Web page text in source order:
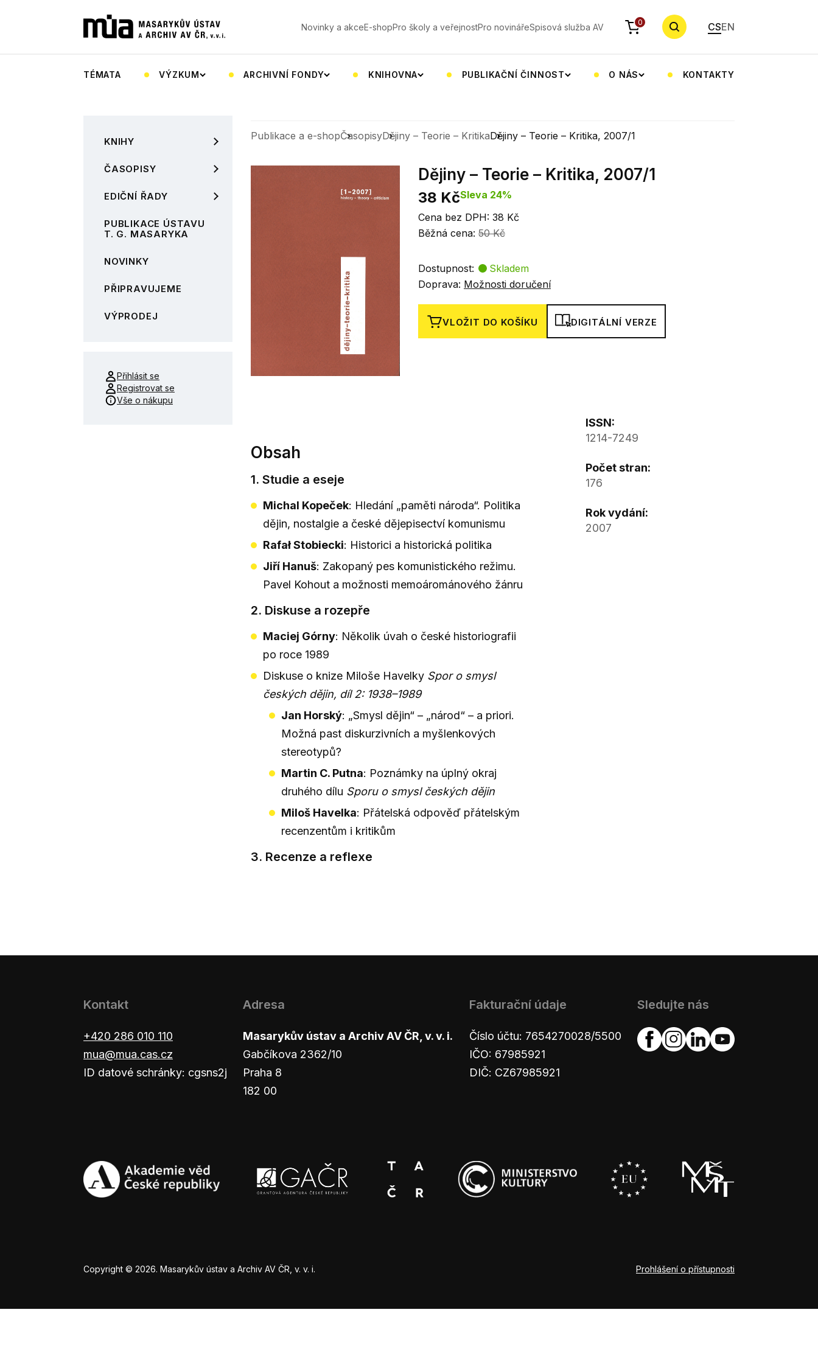
Novinky a akceE-shopPro školy a veřejnostPro novinářeSpisová služba AV 0 CSEN
TÉMATA VÝZKUM ARCHIVNÍ FONDY KNIHOVNA PUBLIKAČNÍ ČINNOST O NÁS KONTAKTY
KNIHY
ČASOPISY
EDIČNÍ ŘADY
PUBLIKACE ÚSTAVU
T. G. MASARYKA
NOVINKY
PŘIPRAVUJEME
VÝPRODEJ
Přihlásit se
Registrovat se
Vše o nákupu
Publikace a e-shopČasopisyDějiny – Teorie – KritikaDějiny – Teorie – Kritika, 2007/1
Dějiny – Teorie – Kritika, 2007/1
38 KčSleva 24%
Cena bez DPH: 38 Kč
Běžná cena: 50 Kč
Dostupnost:
Skladem
Doprava: Možnosti doručení
VLOŽIT DO KOŠÍKU DIGITÁLNÍ VERZE
Obsah
1. Studie a eseje
Michal Kopeček: Hledání „paměti národa“. Politika
dějin, nostalgie a české dějepisectví komunismu
Rafał Stobiecki: Historici a historická politika
Jiří Hanuš: Zakopaný pes komunistického režimu.
Pavel Kohout a možnosti memoárománového žánru
2. Diskuse a rozepře
Maciej Górny: Několik úvah o české historiografii
po roce 1989
Diskuse o knize Miloše Havelky Spor o smysl
českých dějin, díl 2: 1938–1989
Jan Horský: „Smysl dějin“ – „národ“ – a priori.
Možná past diskurzivních a myšlenkových
stereotypů?
Martin C. Putna: Poznámky na úplný okraj
druhého dílu Sporu o smysl českých dějin
Miloš Havelka: Přátelská odpověď přátelským
recenzentům i kritikům
3. Recenze a reflexe
ISSN:
1214-7249
Počet stran:
176
Rok vydání:
2007
Kontakt
+420 286 010 110
mua@mua.cas.cz
ID datové schránky: cgsns2j
Adresa
Masarykův ústav a Archiv AV ČR, v. v. i.
Gabčíkova 2362/10
Praha 8
182 00
Fakturační údaje
Číslo účtu: 7654270028/5500
IČO: 67985921
DIČ: CZ67985921
Sledujte nás
Copyright © 2026. Masarykův ústav a Archiv AV ČR, v. v. i. Prohlášení o přístupnosti